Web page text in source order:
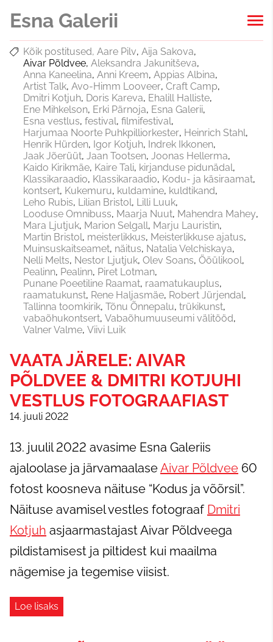
Esna Galerii
Kõik postitused Aare Pilv Aija Sakova
Aivar Põldvee Aleksandra Jakunitševa
Anna Kaneelina Anni Kreem Appias Albina
Artist Talk Avo-Himm Looveer Craft Camp
Dmitri Kotjuh Doris Kareva Ehalill Halliste
Ene Mihkelson Erki Pärnoja Esna Galerii
Esna vestlus festival filmifestival
Harjumaa Noorte Puhkpilliorkester Heinrich Stahl
Henrik Hürden Igor Kotjuh Indrek Ikkonen
Jaak Jõerüüt Jaan Tootsen Joonas Hellerma
Kaido Kirikmäe Kaire Tali kirjanduse pidunädal
Klassikaraadio Klassikaraadio Kodu- ja käsiraamat
kontsert Kukemuru kuldamine kuldtikand
Leho Rubis Lilian Bristol Lilli Luuk
Looduse Omnibuss Maarja Nuut Mahendra Mahey
Mara Ljutjuk Marion Selgall Marju Lauristin
Martin Bristol meisterlikkus Meisterlikkuse ajatus
Muinsuskaitseamet näitus Natalia Velchiskaya
Nelli Melts Nestor Ljutjuk Olev Soans Ööülikool
Pealinn Pealinn Piret Lotman
Punane Poeetiline Raamat raamatukauplus
raamatukunst Rene Haljasmäe Robert Jürjendal
Tallinna toomkirik Tõnu Õnnepalu trükikunst
vabaõhukontsert Vabaõhumuuseumi välitööd
Valner Valme Viivi Luik
VAATA JÄRELE: AIVAR
PÕLDVEE & DMITRI KOTJUHI
VESTLUS FOTOGRAAFIAST
14. juuli 2022
13. juulil 2022 avasime Esna Galeriis
ajaloolase ja järvamaalaseAivar Põldvee 60
fotost koosneva näituse “Kodus ja võõrsil”.
Näituse avamisel vestles fotograaf Dmitri
Kotjuh asjaarmastajast Aivar Põldveega
pildistamisest ja piltidest kui maailma
nägemise ja tegemise viisist.
Loe lisaks